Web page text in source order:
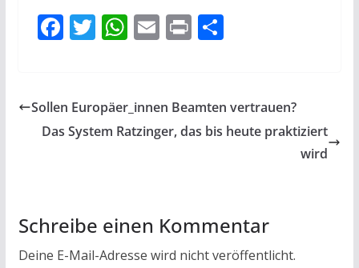
F
b
o
T
er
W
s
A
E
l
PrT
n
Sollen Europäer_innen Beamten vertrauen?
Das System Ratzinger, das bis heute praktiziert
wird
Schreibe einen Kommentar
Deine E-Mail-Adresse wird nicht veröffentlicht.